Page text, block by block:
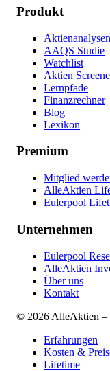
Produkt
Aktienanalysen
AAQS Studie
Watchlist
Aktien
Lernpfade
Finanzrechner
Blog
Lexikon
Premium
Mitglied
AlleAktien
Eulerpool
Unternehmen
Eulerpool
AlleAktien
Über uns
Kontakt
© 2026 AlleAktien –
Erfahrungen
Kosten &
Lifetime